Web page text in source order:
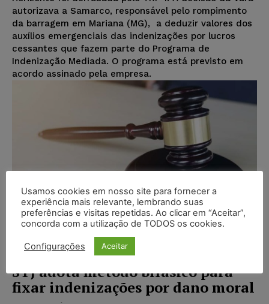
autorizava a Samarco, responsável pelo rompimento
da barragem em Mariana (MG), a deduzir valores dos
auxílios emergenciais das indenizações por lucros
cessantes que fazem parte do Programa de
Indenização Mediada. O programa está previsto em
acordo assinado pela empresa.
STJ adota método bifásico para
fixar indenizações por dano moral
Usamos cookies em nosso site para fornecer a
experiência mais relevante, lembrando suas
preferências e visitas repetidas. Ao clicar em “Aceitar”,
concorda com a utilização de TODOS os cookies.
Configurações Aceitar